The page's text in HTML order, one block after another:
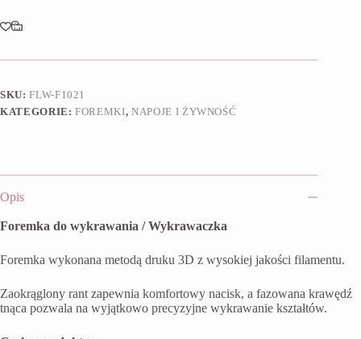
SKU:FLW-F1021
KATEGORIE:FOREMKI,NAPOJE I ŻYWNOŚĆ
Opis
Foremka do wykrawania / Wykrawaczka
Foremka wykonana metodą druku 3D z wysokiej jakości filamentu.
Zaokrąglony rant zapewnia komfortowy nacisk, a fazowana krawędź
tnąca pozwala na wyjątkowo precyzyjne wykrawanie kształtów.